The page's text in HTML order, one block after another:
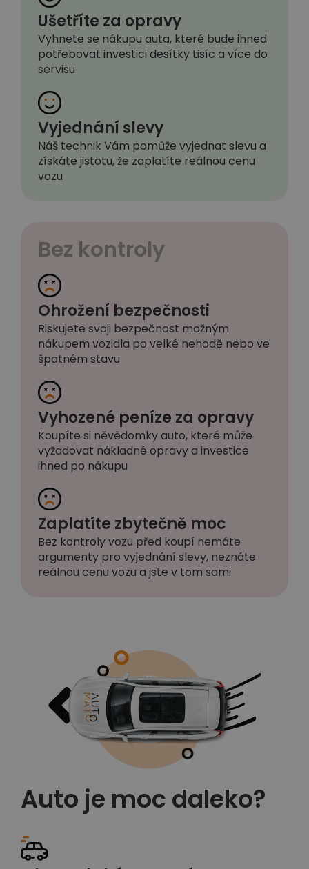
Ušetříte za opravy
Vyhnete se nákupu auta, které bude ihned
potřebovat investici desítky tisíc a více do
servisu
Vyjednání slevy
Náš technik Vám pomůže vyjednat slevu a
získáte jistotu, že zaplatíte reálnou cenu
vozu
Bez kontroly
Ohrožení bezpečnosti
Riskujete svoji bezpečnost možným
nákupem vozidla po velké nehodě nebo ve
špatném stavu
Vyhozené peníze za opravy
Koupíte si něvědomky auto, které může
vyžadovat nákladné opravy a investice
ihned po nákupu
Zaplatíte zbytečně moc
Bez kontroly vozu před koupí nemáte
argumenty pro vyjednání slevy, neznáte
reálnou cenu vozu a jste v tom sami
Auto je moc daleko?